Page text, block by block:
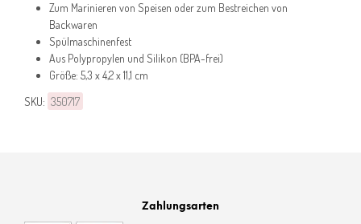
Zum Marinieren von Speisen oder zum Bestreichen von
Backwaren
Spülmaschinenfest
Aus Polypropylen und Silikon (BPA-frei)
Größe: 5,3 x 4,2 x 11,1 cm
SKU: 350717
Zahlungsarten